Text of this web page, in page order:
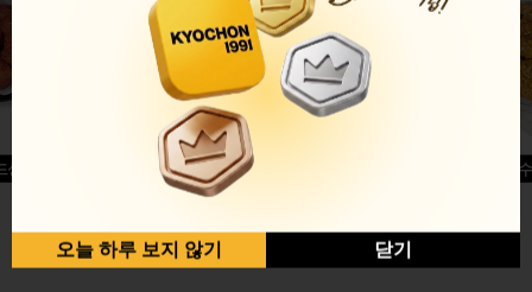
글윙
반반순살[레드+허니]
허니옥
오늘 하루 보지 않기 닫기